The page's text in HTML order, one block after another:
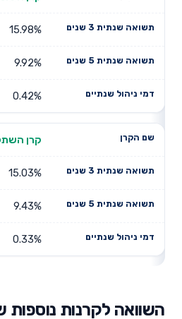
15.98%
9.92%
0.42%
קרן
15.03%
9.43%
0.33%
השוואה לקרנות